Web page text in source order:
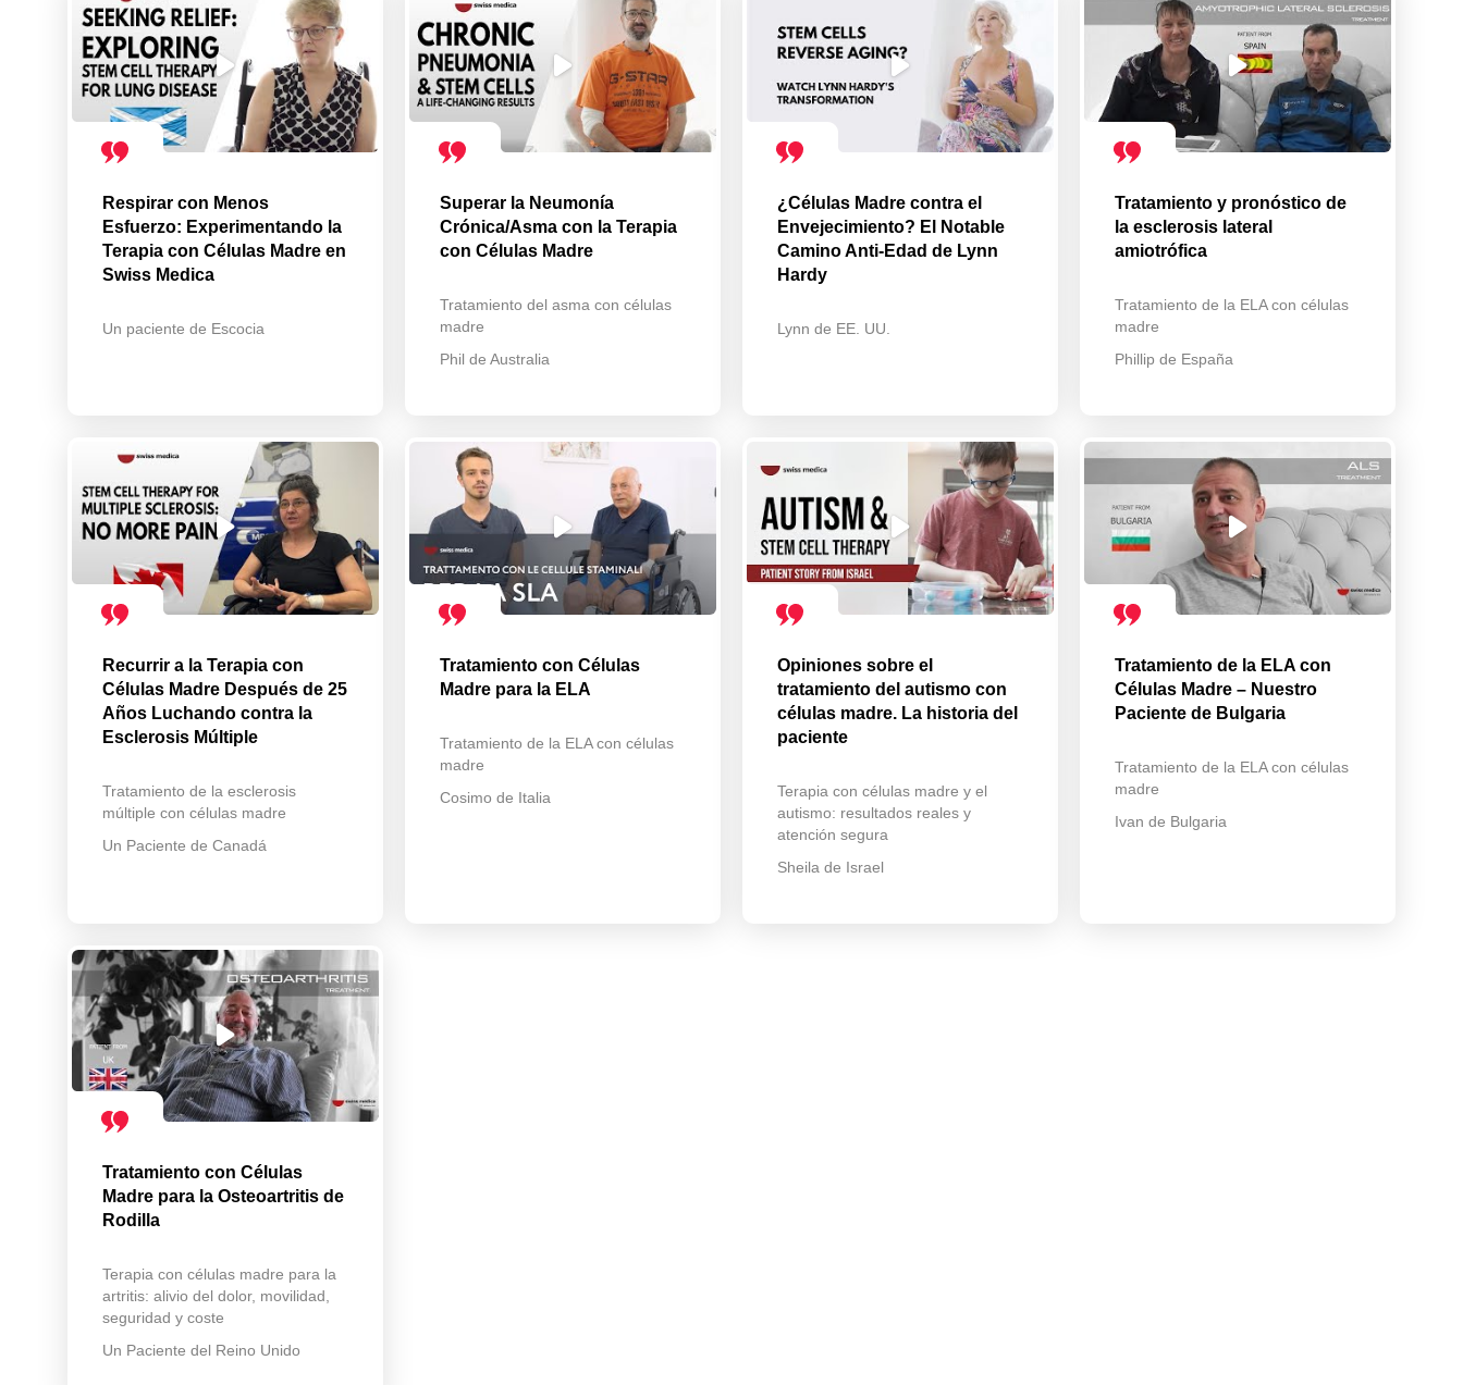
Respirar con Menos
Esfuerzo: Experimentando la
Terapia con Células Madre en
Swiss Medica
Un paciente de Escocia
Superar la Neumonía
Crónica/Asma con la Terapia
con Células Madre
Tratamiento del asma con células
madre
Phil de Australia
¿Células Madre contra el
Envejecimiento? El Notable
Camino Anti-Edad de Lynn
Hardy
Lynn de EE. UU.
Tratamiento y pronóstico de
la esclerosis lateral
amiotrófica
Tratamiento de la ELA con células
madre
Phillip de España
Recurrir a la Terapia con
Células Madre Después de 25
Años Luchando contra la
Esclerosis Múltiple
Tratamiento de la esclerosis
múltiple con células madre
Un Paciente de Canadá
Tratamiento con Células
Madre para la ELA
Tratamiento de la ELA con células
madre
Cosimo de Italia
Opiniones sobre el
tratamiento del autismo con
células madre. La historia del
paciente
Terapia con células madre y el
autismo: resultados reales y
atención segura
Sheila de Israel
Tratamiento de la ELA con
Células Madre – Nuestro
Paciente de Bulgaria
Tratamiento de la ELA con células
madre
Ivan de Bulgaria
Tratamiento con Células
Madre para la Osteoartritis de
Rodilla
Terapia con células madre para la
artritis: alivio del dolor, movilidad,
seguridad y coste
Un Paciente del Reino Unido